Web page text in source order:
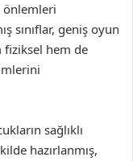
önlemleri
sınıflar, geniş oyun
fiziksel hem de
sağlıklı
hazırlanmış,